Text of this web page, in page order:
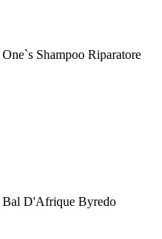
One`s Shampoo Riparatore
Bal D'Afrique Byredo